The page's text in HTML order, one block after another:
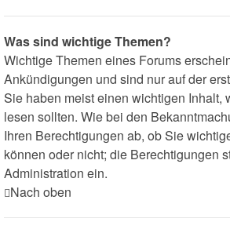
Was sind wichtige Themen?
Wichtige Themen eines Forums
Ankündigungen und sind nur auf der
Sie haben meist einen wichtigen Inhalt,
lesen sollten. Wie bei den
Ihren Berechtigungen ab, ob Sie
können oder nicht; die Berechtigungen
Administration ein.
Nach oben